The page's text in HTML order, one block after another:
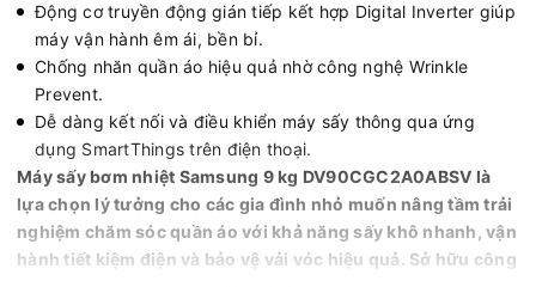
Động cơ truyền động gián tiếp kết hợp Digital Inverter giúp
máy vận hành êm ái, bền bỉ.
Chống nhăn quần áo hiệu quả nhờ công nghệ Wrinkle
Prevent.
Dễ dàng kết nối và điều khiển máy sấy thông qua ứng
dụng SmartThings trên điện thoại.
Máy sấy bơm nhiệt Samsung 9 kg DV90CGC2A0ABSV là
lựa chọn lý tưởng cho các gia đình nhỏ muốn nâng tầm trải
nghiệm chăm sóc quần áo với khả năng sấy khô nhanh, vận
hành tiết kiệm điện và bảo vệ vải vóc hiệu quả. Sở hữu công